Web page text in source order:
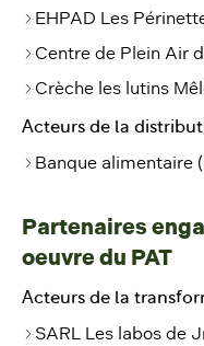
EHPAD Les
Centre de Plein Air
Crèche les lutins
Acteurs de la
Banque alimentaire
Partenaires
oeuvre du PAT
Acteurs de la
SARL Les labos de